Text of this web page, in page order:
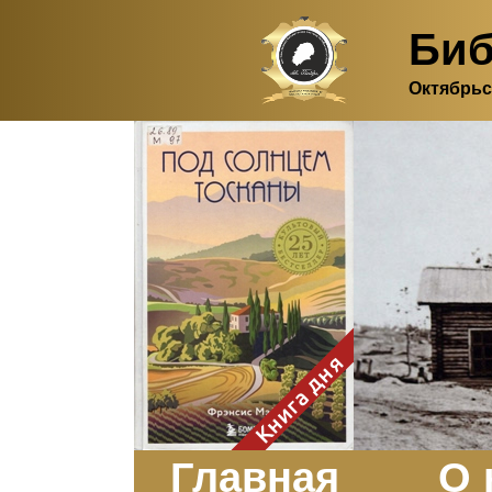
Здесь, в своем
итальянском доме, я вновь
испытала первичную
радость единения с
природой. Дом открыт
для бабочек, стрекоз, пчёл
или всех, кто пожелает
влететь в одно окно и
вылететь из другого. Едим
мы почти всегда во
дворе. Во мне настолько
возродился здравый
смысл моей матери -
умение наслаждаться
настоящим и не спешить, -
что даже нашлось время
отполировать до блеска
оконное стекло.
ЗаказатьКнига дня
Главная О